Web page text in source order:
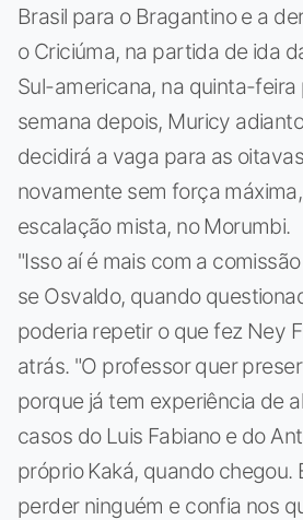
Brasil para o Bragantino e a
o Criciúma, na partida de ida
Sul-americana, na quinta-feira
semana depois, Muricy
decidirá a vaga para as
novamente sem força
escalação mista, no Morumbi.
"Isso aí é mais com a
se Osvaldo, quando
poderia repetir o que fez Ney
atrás. "O professor quer
porque já tem experiência de
casos do Luis Fabiano e do
próprio Kaká, quando chegou.
perder ninguém e confia nos